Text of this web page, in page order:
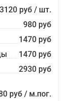
3120 руб / шт.
980 руб
1470 руб
1470 руб
2930 руб
руб / м.пог.